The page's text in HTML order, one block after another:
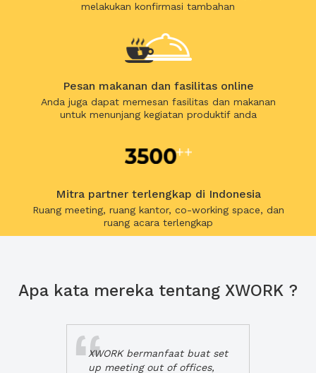
melakukan konfirmasi tambahan
Pesan makanan dan fasilitas online
Anda juga dapat memesan fasilitas dan makanan
untuk menunjang kegiatan produktif anda
Mitra partner terlengkap di Indonesia
Ruang meeting, ruang kantor, co-working space, dan
ruang acara terlengkap
Apa kata mereka tentang XWORK ?
XWORK bermanfaat buat set
up meeting out of offices,